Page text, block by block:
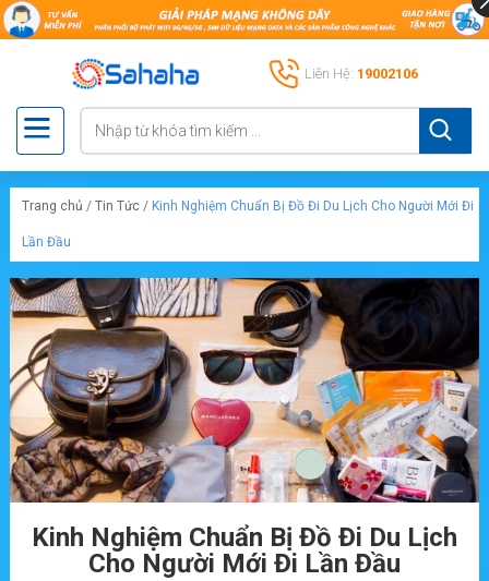
Liên Hệ: 19002106
Trang chủ / Tin Tức / Kinh Nghiệm Chuẩn Bị Đồ Đi Du Lịch Cho Người Mới Đi
Lần Đầu
Kinh Nghiệm Chuẩn Bị Đồ Đi Du Lịch
Cho Người Mới Đi Lần Đầu